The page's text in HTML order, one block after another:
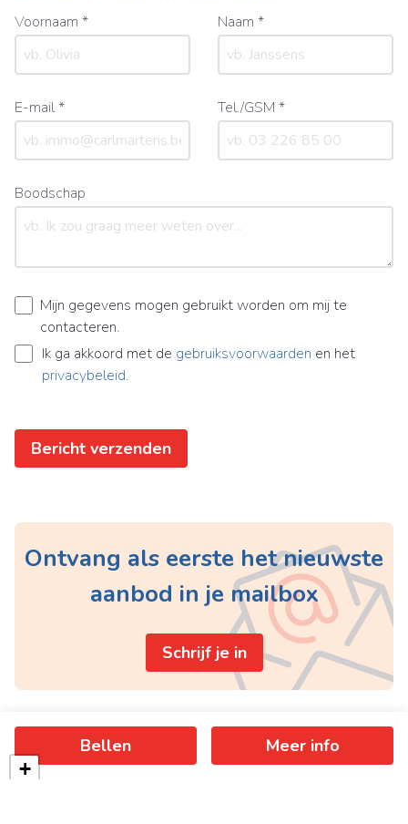
Bellen Meer info
Voornaam * Naam *
E-mail * Tel./GSM *
Boodschap
Mijn gegevens mogen gebruikt worden om mij te
contacteren.
Ik ga akkoord met de gebruiksvoorwaarden en het
privacybeleid.
Bericht verzenden
Ontvang als eerste het nieuwste
aanbod in je mailbox
Schrijf je in
+